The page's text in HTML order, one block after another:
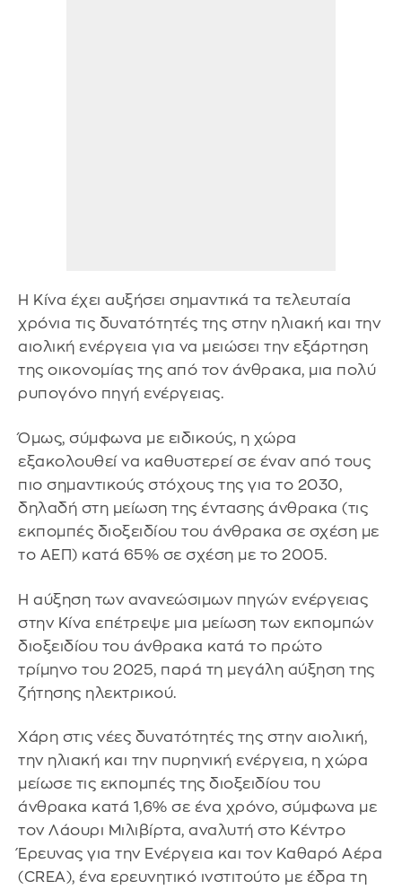
Η Κίνα έχει αυξήσει σημαντικά τα τελευταία
χρόνια τις δυνατότητές της στην ηλιακή και την
αιολική ενέργεια για να μειώσει την εξάρτηση
της οικονομίας της από τον άνθρακα, μια πολύ
ρυπογόνο πηγή ενέργειας.
Όμως, σύμφωνα με ειδικούς, η χώρα
εξακολουθεί να καθυστερεί σε έναν από τους
πιο σημαντικούς στόχους της για το 2030,
δηλαδή στη μείωση της έντασης άνθρακα (τις
εκπομπές διοξειδίου του άνθρακα σε σχέση με
το ΑΕΠ) κατά 65% σε σχέση με το 2005.
Η αύξηση των ανανεώσιμων πηγών ενέργειας
στην Κίνα επέτρεψε μια μείωση των εκπομπών
διοξειδίου του άνθρακα κατά το πρώτο
τρίμηνο του 2025, παρά τη μεγάλη αύξηση της
ζήτησης ηλεκτρικού.
Χάρη στις νέες δυνατότητές της στην αιολική,
την ηλιακή και την πυρηνική ενέργεια, η χώρα
μείωσε τις εκπομπές της διοξειδίου του
άνθρακα κατά 1,6% σε ένα χρόνο, σύμφωνα με
τον Λάουρι Μιλιβίρτα, αναλυτή στο Κέντρο
Έρευνας για την Ενέργεια και τον Καθαρό Αέρα
(CREA), ένα ερευνητικό ινστιτούτο με έδρα τη